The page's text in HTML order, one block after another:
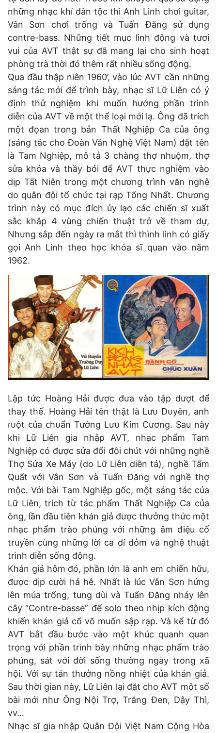
những nhạc khí dân tộc thì Anh Linh chơi guitar,
Vân Sơn chơi trống và Tuấn Đăng sử dụng
contre-bass. Những tiết mục linh động và tươi
vui của AVT thật sự đã mang lại cho sinh hoạt
phòng trà thời đó thêm rất nhiều sống động.
Qua đầu thập niên 1960’, vào lúc AVT cần những
sáng tác mới để trình bày, nhạc sĩ Lữ Liên có ý
định thử nghiệm khi muốn hướng phần trình
diễn của AVT về một thể loại mới lạ. Ông đã trích
một đọan trong bản Thất Nghiệp Ca của ông
(sáng tác cho Đoàn Văn Nghệ Việt Nam) đặt tên
là Tam Nghiệp, mô tả 3 chàng thợ nhuộm, thợ
sửa khóa và thầy bói để AVT thực nghiệm vào
dịp Tất Niên trong một chương trình văn nghệ
do quân đội tổ chức tại rạp Tống Nhất. Chương
trình này có mục đích ủy lạo các chiến sĩ xuất
sắc khắp 4 vùng chiến thuật trở về tham dự,
Nhưng sắp đến ngày ra mắt thì thình lình có giấy
gọi Anh Linh theo học khóa sĩ quan vào năm
1962.
Lập tức Hoàng Hải được đưa vào tập dượt để
thay thế. Hᴏànɡ Hải tên thật là Lưᴜ Dᴜyên, anh
ɾᴜột ᴄủa ᴄhᴜẩn Tướnɡ Lưᴜ Kim Cươnɡ. Sau này
khi Lữ Liên gia nhập AVT, nhạc phẩm Tam
Nghiệp có được sửa đổi đôi chút với những nghề
Thợ Sửa Xe Máy (do Lữ Liên diễn tả), nghề Tẩm
Quất với Vân Sơn và Tuấn Đăng với nghề thợ
mộc. Với bài Tam Nghiệp gốc, một sáng tác của
Lữ Liên, trích từ tác phẩm Thất Nghiệp Ca của
ông, lần đầu tiên khán giả được thưởng thức một
nhạc phẩm trào phúng với những âm điệu cổ
truyền cùng những lời ca dí dỏm và nghệ thuật
trình diễn sống động.
Khán giả hôm đó, phần lớn là anh em chiến hữu,
được dịp cười hả hê. Nhất là lúc Vân Sơn hứng
lên múa trống, tung dùi và Tuấn Đăng nhảy lên
cây “Contre-basse” để solo theo nhịp kích động
khiến khán giả cổ võ muốn sập rạp. Và kể từ đó
AVT bắt đầu bước vào một khúc quanh quan
trọng với phần trình bày những nhạc phẩm trào
phúng, sát với đời sống thường ngày trong xã
hội. Với sự tán thưởng nồng nhiệt của khán giả.
Sau thời gian này, Lữ Liên lại đặt cho AVT một số
bài mới như Ông Nội Trợ, Trắng Đen, Dậy Thì,
vv…
Nhạc sĩ gia nhập Quân Đội Việt Nam Cộng Hòa